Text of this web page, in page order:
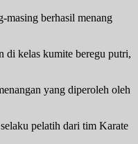
masing berhasil menang
di kelas kumite beregu putri,
yang diperoleh oleh
pelatih dari tim Karate